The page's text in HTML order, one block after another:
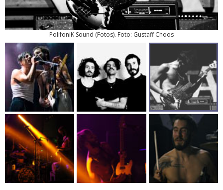
PolifoniK Sound (Fotos). Foto: Gustaff Choos